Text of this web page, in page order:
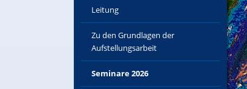
Leitung
Zu den Grundlagen der
Aufstellungsarbeit
Seminare 2026